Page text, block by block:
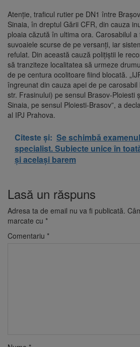
Atenție, traficul rutier pe DN1 între
Sinaia, în dreptul Gării CFR, din cauza
ploaia căzută în ultima ora. Carosabilul a
suvoaiele scurse de pe versanți, iar
refulat. Din această cauză polițiștii le
să tranziteze localitatea să urmeze
de pe centura ocolitoare fiind blocată.
îngreunat din cauza apei de pe
str. Frasinului) pe sensul Brasov-Ploiesti
Sinaia, pe sensul Ploiesti-Brasov”, a
al IPJ Prahova.
Citeste și: Se schimbă
specialist. Subiecte unice în
și același barem
Lasă un răspuns
Adresa ta de email nu va fi publicată.
marcate cu *
Comentariu *